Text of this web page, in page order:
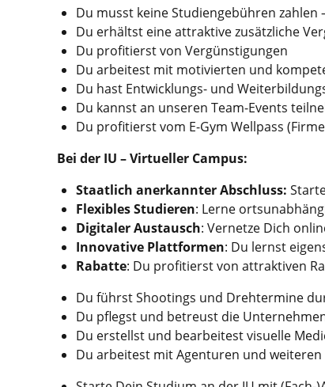
Du musst keine Studiengebühren zahlen
Du erhältst eine attraktive zusätzliche
Du profitierst von Vergünstigungen
Du arbeitest mit motivierten und
Du hast Entwicklungs- und
Du kannst an unseren Team-Events
Du profitierst vom E-Gym Wellpass
Bei der IU – Virtueller Campus:
Staatlich anerkannter Abschluss:
Flexibles Studieren: Lerne
Digitaler Austausch: Vernetze Dich
Innovative Plattformen: Du lernst
Rabatte: Du profitierst von attraktiven
Du führst Shootings und Drehtermine
Du pflegst und betreust die
Du erstellst und bearbeitest visuelle
Du arbeitest mit Agenturen und